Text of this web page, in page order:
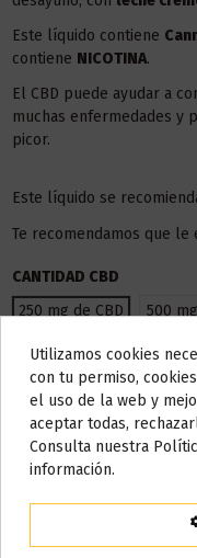
Este líquido contiene
contiene NICOTINA.
El CBD puede ayudar a
muchas enfermedades y
picor.
Este líquido se
Te recomendamos que le
CANTIDAD CBD
250 mg de CBD
500
Nos
Todos los pedidos
Utilizamos cookies
con tu permiso,
el uso de la web y
aceptar todas,
Consulta nuestra
información.